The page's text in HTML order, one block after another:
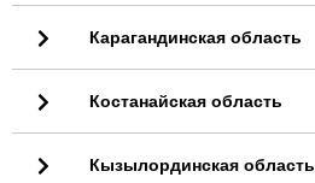
Карагандинская область
Костанайская область
Кызылординская область